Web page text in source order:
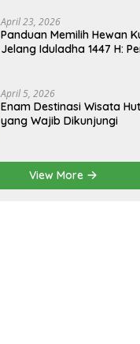
April 23, 2026
Panduan Memilih Hewan
Jelang Iduladha 1447 H:
April 5, 2026
Enam Destinasi Wisata
yang Wajib Dikunjungi
View More